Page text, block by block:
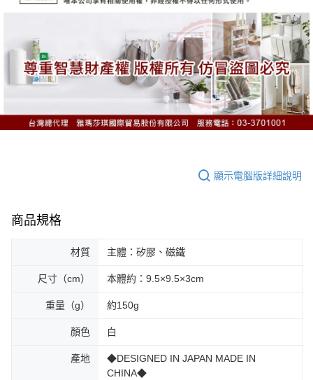
顯示電腦版詳細說明
商品規格
材質 主體：矽膠、磁鐵
尺寸（cm） 本體約：9.5×9.5×3cm
重量（g） 約150g
顏色 白
產地
◆DESIGNED IN JAPAN MADE IN
CHINA◆